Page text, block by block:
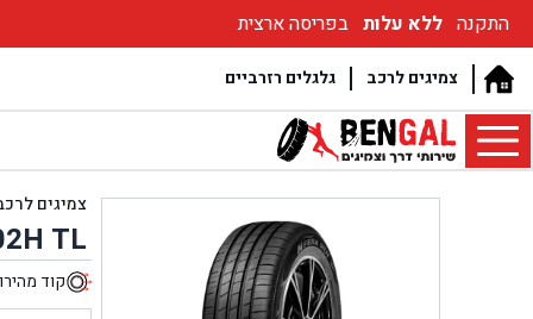
התקנה ללא עלות בפריסה ארצית
גלגלים רזרביים צמיגים לרכב
צמיגים
TL
קוד